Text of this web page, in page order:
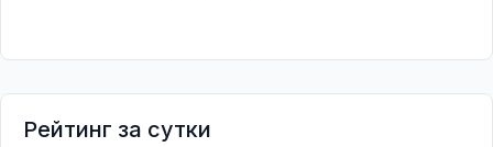
Рейтинг за сутки